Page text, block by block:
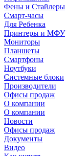
Фены и Стайлеры
Смарт-часы
Для Ребенка
Принтеры и МФУ
Мониторы
Планшеты
Смартфоны
Ноутбуки
Системные блоки
Производители
Офисы продаж
О компании
О компании
Новости
Офисы продаж
Документы
Видео